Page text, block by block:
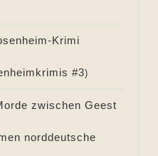
Krimi
#3)
zwischen Geest
norddeutsche